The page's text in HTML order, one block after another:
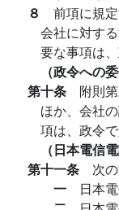
８ 前項に規
会社に対す
要な事項は、
（政令への委
第十条 附則
ほか、会社
項は、政令で
（日本電信
第十一条 次
一 日本